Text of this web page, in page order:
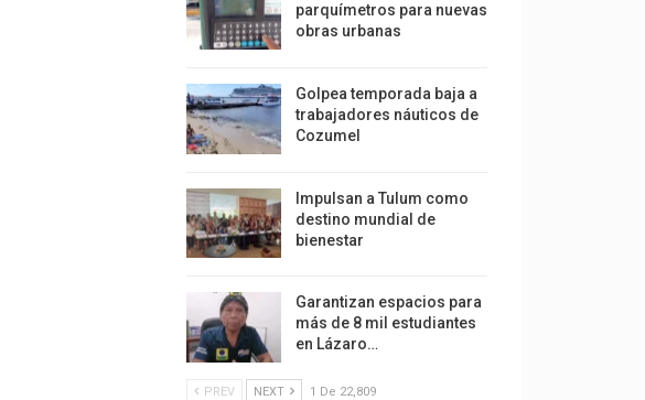
parquímetros para nuevas
obras urbanas
Golpea temporada baja a
trabajadores náuticos de
Cozumel
Impulsan a Tulum como
destino mundial de
bienestar
Garantizan espacios para
más de 8 mil estudiantes
en Lázaro…
PREV NEXT 1 De 22,809